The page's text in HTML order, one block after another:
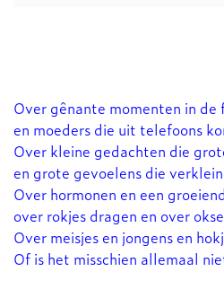
Over gênante momenten in de
en moeders die uit telefoons
Over kleine gedachten die
en grote gevoelens die
Over hormonen en een
over rokjes dragen en over
Over meisjes en jongens en
Of is het misschien allemaal